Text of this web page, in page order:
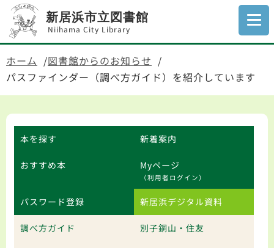
新居浜市立図書館
Niihama City Library
ホーム
図書館からのお知らせ
パスファインダー（調べ方ガイド）を紹介しています
本を探す 新着案内
おすすめ本 Myページ
（利用者ログイン）
パスワード登録 新居浜デジタル資料
調べ方ガイド 別子銅山・住友